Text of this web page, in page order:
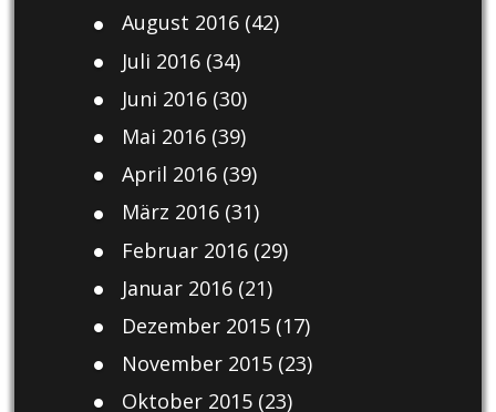
August 2016(42)
Juli 2016(34)
Juni 2016(30)
Mai 2016(39)
April 2016(39)
März 2016(31)
Februar 2016(29)
Januar 2016(21)
Dezember 2015(17)
November 2015(23)
Oktober 2015(23)